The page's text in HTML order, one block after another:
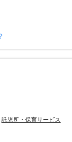
託児所・保育サービス